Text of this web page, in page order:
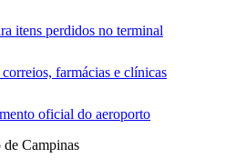
itens perdidos no terminal
farmácias e clínicas
oficial do aeroporto
Campinas